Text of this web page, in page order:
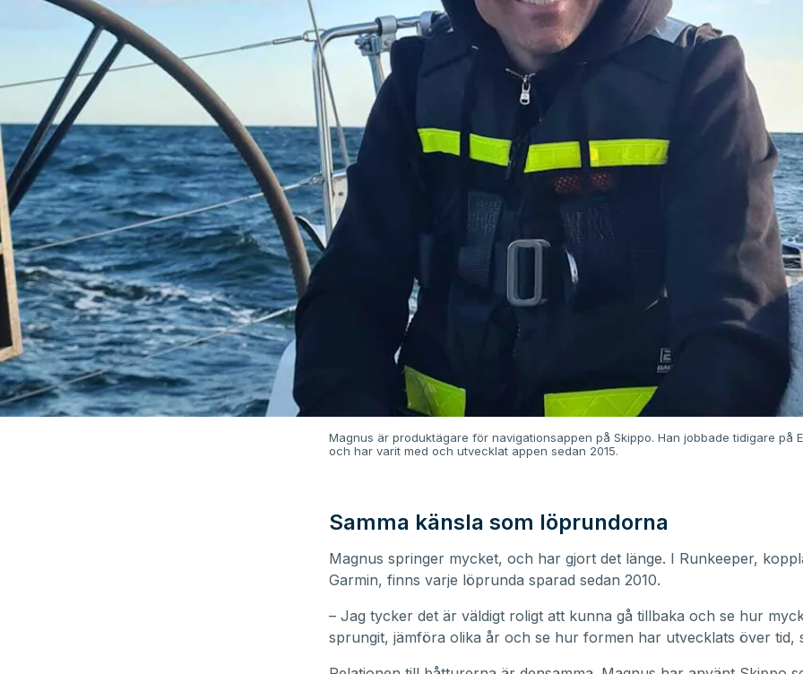
Magnus är produktägare för navigationsappen på Skippo. Han jobbade tidigare på
och har varit med och utvecklat appen sedan 2015.
Samma känsla som löprundorna
Magnus springer mycket, och har gjort det länge. I Runkeeper,
Garmin, finns varje löprunda sparad sedan 2010.
– Jag tycker det är väldigt roligt att kunna gå tillbaka och se hur
sprungit, jämföra olika år och se hur formen har utvecklats över tid,